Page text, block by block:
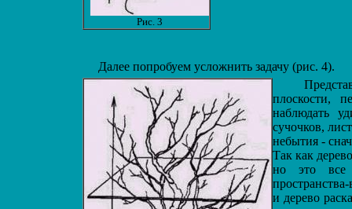
Рис. 3
Далее попробуем усложнить задачу (рис. 4).
плоскости,
наблюдать
сучочков,
небытия -
Так как
но это все
и дерево